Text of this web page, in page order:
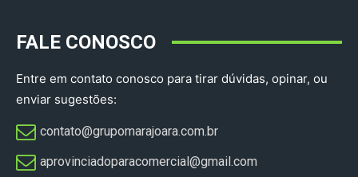
FALE CONOSCO
Entre em contato conosco para tirar dúvidas, opinar, ou
enviar sugestões:
contato@grupomarajoara.com.br
aprovinciadoparacomercial@gmail.com​